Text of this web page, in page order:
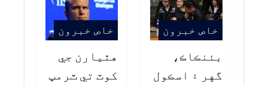
خاص خبرون
بئنڪاڪ،
گهر ۽ اسڪول
خاص خبرون
هٿيارن جي
کوٽ تي ٽرمپ